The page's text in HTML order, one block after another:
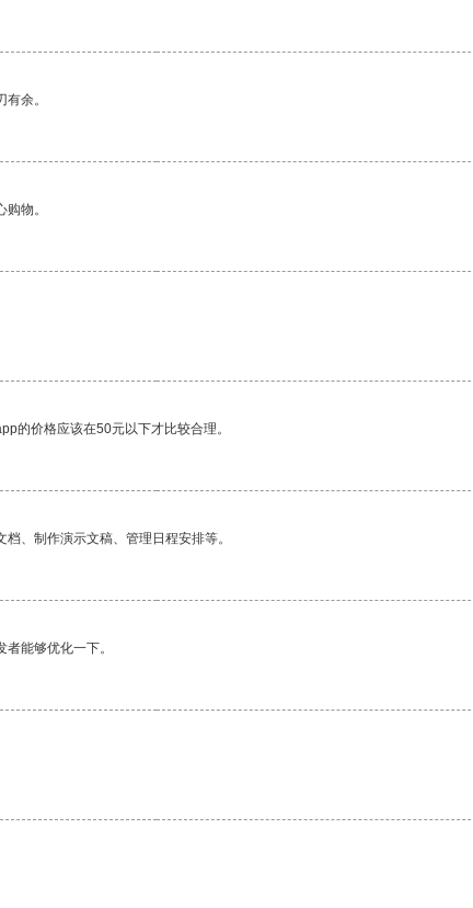
余。
物。
的价格应该在50元以下才比较合理。
、制作演示文稿、管理日程安排等。
能够优化一下。